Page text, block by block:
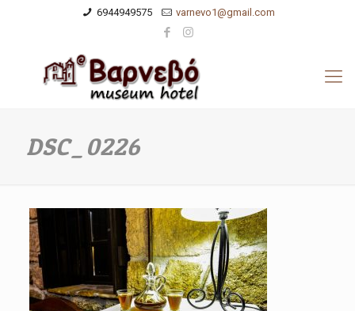
6944949575 varnevo1@gmail.com
DSC_0226